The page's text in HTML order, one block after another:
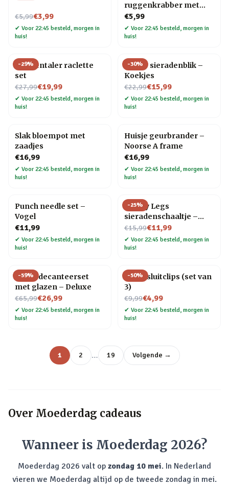
€5,99
Nu voor€3,99
✔ Voor 22:45 besteld, morgen in
huis!
ruggenkrabber met
houten handvat
€5,99
✔ Voor 22:45 besteld, morgen in
huis!
-29%
Emmentaler raclette
set
€27,99
Nu voor€19,99
✔ Voor 22:45 besteld, morgen in
huis!
-30%
Snoep sieradenblik –
Koekjes
€22,99
Nu voor€15,99
✔ Voor 22:45 besteld, morgen in
huis!
Slak bloempot met
zaadjes
€16,99
✔ Voor 22:45 besteld, morgen in
huis!
Huisje geurbrander –
Noorse A frame
€16,99
✔ Voor 22:45 besteld, morgen in
huis!
Punch needle set –
Vogel
€11,99
✔ Voor 22:45 besteld, morgen in
huis!
-25%
Happy Legs
sieradenschaaltje –
Rood/pumps
€15,99
Nu voor€11,99
✔ Voor 22:45 besteld, morgen in
huis!
-59%
Globe decanteerset
met glazen – Deluxe
€65,99
Nu voor€26,99
✔ Voor 22:45 besteld, morgen in
huis!
-50%
Kat afsluitclips (set van
3)
€9,99
Nu voor€4,99
✔ Voor 22:45 besteld, morgen in
huis!
1 2 … 19 Volgende →
Over Moederdag cadeaus
Wanneer is Moederdag 2026?
Moederdag 2026 valt op zondag 10 mei. In Nederland
vieren we Moederdag altijd op de tweede zondag in mei.